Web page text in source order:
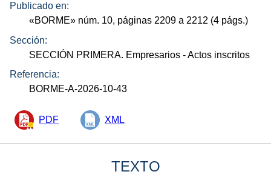
Publicado en:
«BORME» núm. 10, páginas 2209 a 2212 (4 págs.)
Sección:
SECCIÓN PRIMERA. Empresarios - Actos inscritos
Referencia:
BORME-A-2026-10-43
PDF XML
TEXTO